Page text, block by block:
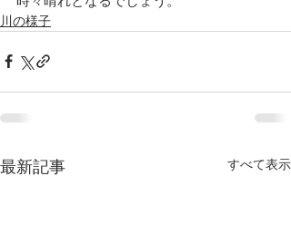
川の様子
最新記事 すべて表示